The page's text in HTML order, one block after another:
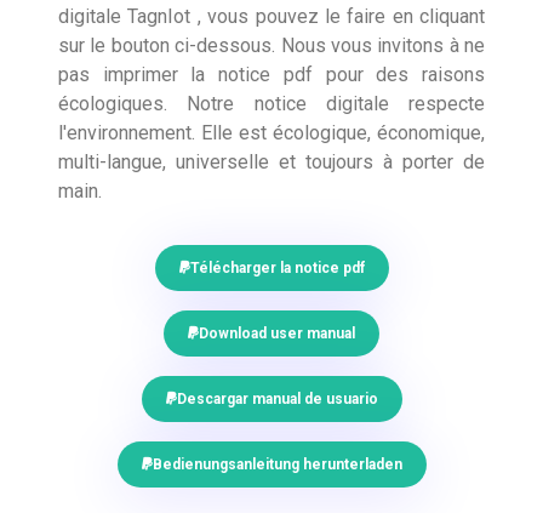
digitale TagnIot , vous pouvez le faire en cliquant
sur le bouton ci-dessous. Nous vous invitons à ne
pas imprimer la notice pdf pour des raisons
écologiques. Notre notice digitale respecte
l'environnement. Elle est écologique, économique,
multi-langue, universelle et toujours à porter de
main.
Télécharger la notice pdf
Download user manual
Descargar manual de usuario
Bedienungsanleitung herunterladen